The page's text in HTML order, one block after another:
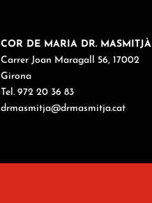
COR DE MARIA DR. MASMITJÀ
Carrer Joan Maragall 56, 17002
Girona
Tel. 972 20 36 83
drmasmitja@drmasmitja.cat